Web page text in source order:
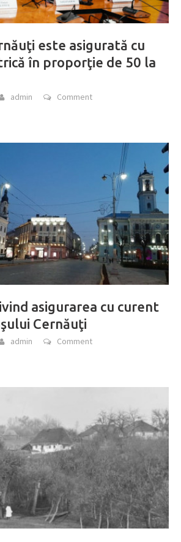
este asigurată cu
în proporţie de 50 la
admin Comment
asigurarea cu curent
Cernăuţi
admin Comment